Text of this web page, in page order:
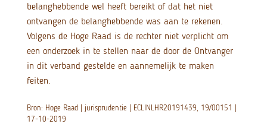
belanghebbende wel heeft bereikt of dat het niet
ontvangen de belanghebbende was aan te rekenen.
Volgens de Hoge Raad is de rechter niet verplicht om
een onderzoek in te stellen naar de door de Ontvanger
in dit verband gestelde en aannemelijk te maken
feiten.
Bron: Hoge Raad | jurisprudentie | ECLINLHR20191439, 19/00151 |
17-10-2019